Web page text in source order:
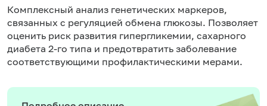
Комплексный анализ генетических маркеров,
связанных с регуляцией обмена глюкозы. Позволяет
оценить риск развития гипергликемии, сахарного
диабета 2-го типа и предотвратить заболевание
соответствующими профилактическими мерами.